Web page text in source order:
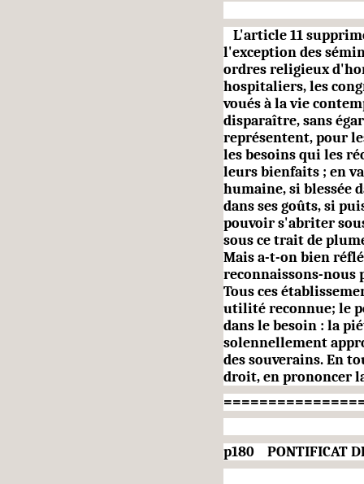
L'article 11
l'exception des
ordres religieux
hospitaliers, les
voués à la vie
disparaître, sans
représentent, pour
les besoins qui les
leurs bienfaits ; en
humaine, si blessée
dans ses goûts, si
pouvoir s'abriter
sous ce trait de
Mais a-t-on bien
reconnaissons-nous
Tous ces
utilité reconnue; le
dans le besoin : la
solennellement
des souverains. En
droit, en prononcer
p180 PONTIFICAT